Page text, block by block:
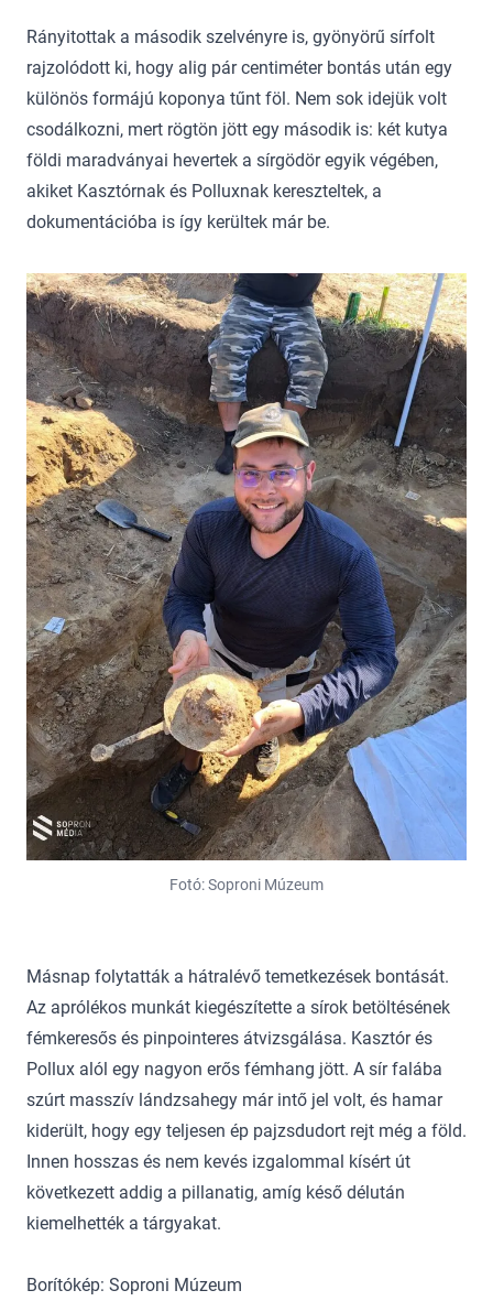
Rányitottak a második szelvényre is, gyönyörű sírfolt
rajzolódott ki, hogy alig pár centiméter bontás után egy
különös formájú koponya tűnt föl. Nem sok idejük volt
csodálkozni, mert rögtön jött egy második is: két kutya
földi maradványai hevertek a sírgödör egyik végében,
akiket Kasztórnak és Polluxnak kereszteltek, a
dokumentációba is így kerültek már be.
Fotó: Soproni Múzeum
Másnap folytatták a hátralévő temetkezések bontását.
Az aprólékos munkát kiegészítette a sírok betöltésének
fémkeresős és pinpointeres átvizsgálása. Kasztór és
Pollux alól egy nagyon erős fémhang jött. A sír falába
szúrt masszív lándzsahegy már intő jel volt, és hamar
kiderült, hogy egy teljesen ép pajzsdudort rejt még a föld.
Innen hosszas és nem kevés izgalommal kísért út
következett addig a pillanatig, amíg késő délután
kiemelhették a tárgyakat.
Borítókép: Soproni Múzeum